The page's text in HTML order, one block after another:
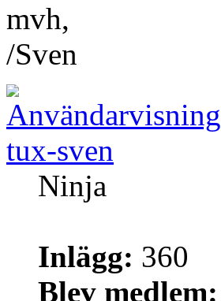
mvh,
/Sven
tux-sven
Ninja
Inlägg: 360
Blev medlem: